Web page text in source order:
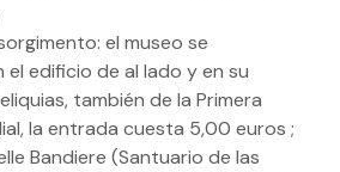
el museo se
el edificio de al lado y en su
también de la Primera
la entrada cuesta 5,00 euros ;
Bandiere (Santuario de las